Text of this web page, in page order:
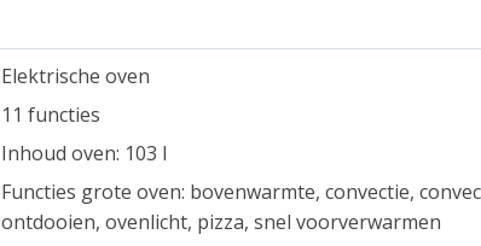
Elektrische oven
11 functies
Inhoud oven: 103 l
Functies grote oven: bovenwarmte, convectie,
ontdooien, ovenlicht, pizza, snel voorverwarmen